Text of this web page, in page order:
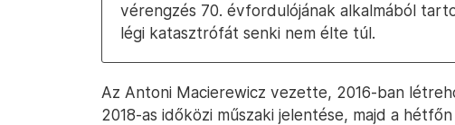
vérengzés 70. évfordulójának alkalmából
légi katasztrófát senki nem élte túl.
Az Antoni Macierewicz vezette, 2016-ban
2018-as időközi műszaki jelentése, majd a